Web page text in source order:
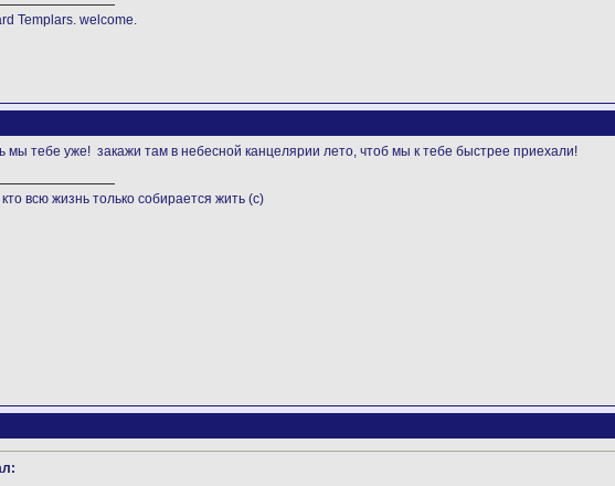
Templars. welcome.
мы тебе уже! закажи там в небесной канцелярии лето, чтоб мы к тебе быстрее приехали!
всю жизнь только собирается жить (с)